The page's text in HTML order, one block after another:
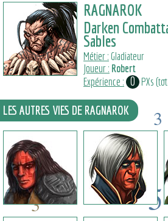
RAGNAROK
Darken
Sables
Métier : Gladiateur
Joueur : Robert
Expérience : 0 PXs
5
3
2
3
LES AUTRES VIES DE RAGNAROK